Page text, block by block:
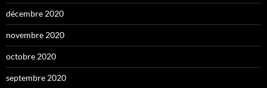
décembre 2020
novembre 2020
octobre 2020
septembre 2020